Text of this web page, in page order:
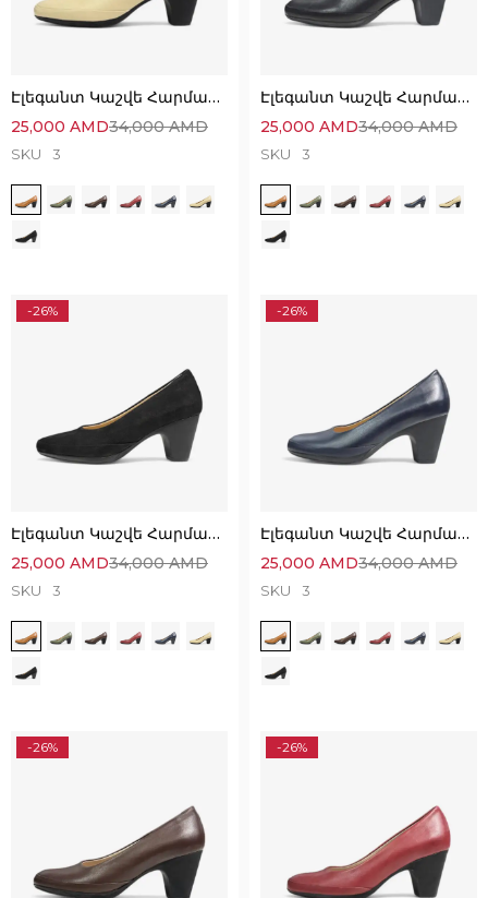
Էլեգանտ Կաշվե Հարմարավետ Կոշիկներ
34,000AMD
25,000 AMD
SKU 3
Էլեգանտ Կաշվե Հարմարավետ Կոշիկներ
34,000AMD
25,000 AMD
SKU 3
-26%
Էլեգանտ Կաշվե Հարմարավետ Կոշիկներ
34,000AMD
25,000 AMD
SKU 3
-26%
Էլեգանտ Կաշվե Հարմարավետ Կոշիկներ
34,000AMD
25,000 AMD
SKU 3
-26% -26%